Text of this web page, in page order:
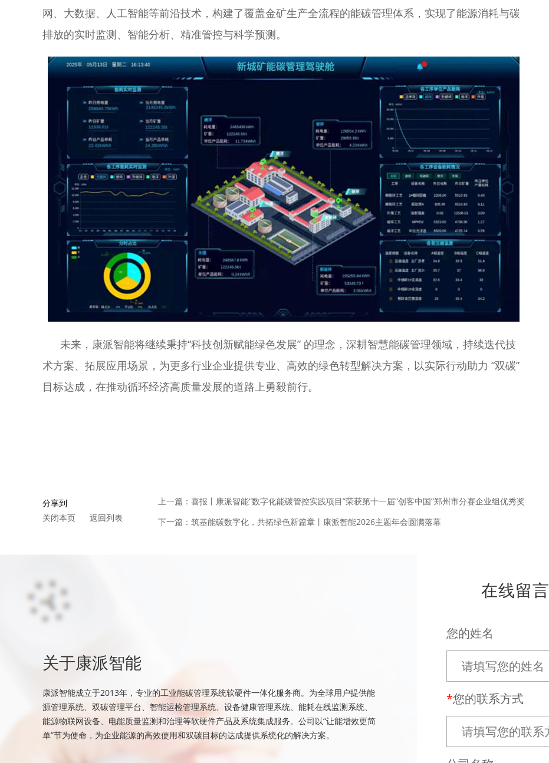
网、大数据、人工智能等前沿技术，构建了覆盖金矿生产全流程的能碳管理体系，实现了能源消耗与碳
排放的实时监测、智能分析、精准管控与科学预测。
未来，康派智能将继续秉持“科技创新赋能绿色发展” 的理念，深耕智慧能碳管理领域，持续迭代技
术方案、拓展应用场景，为更多行业企业提供专业、高效的绿色转型解决方案，以实际行动助力 “双碳”
目标达成，在推动循环经济高质量发展的道路上勇毅前行。
分享到
关闭本页
返回列表
上一篇：喜报丨康派智能“数字化能碳管控实践项目”荣获第十一届“创客中国”郑州市分赛企业组优秀奖
下一篇：筑基能碳数字化，共拓绿色新篇章丨康派智能2026主题年会圆满落幕
关于康派智能
康派智能成立于2013年，专业的工业能碳管理系统软硬件一体化服务商。为全球用户提供能
源管理系统、双碳管理平台、智能运检管理系统、设备健康管理系统、能耗在线监测系统、
能源物联网设备、电能质量监测和治理等软硬件产品及系统集成服务。公司以“让能增效更简
单”节为使命，为企业能源的高效使用和双碳目标的达成提供系统化的解决方案。
在线留言
您的姓名
您的联系方式